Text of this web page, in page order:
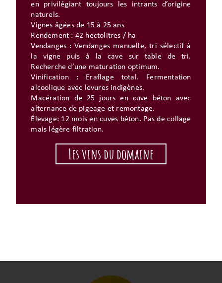
en privilégiant toujours les intrants d’origine
naturels.
Vignes âgées de 15 à 25 ans
Rendement : 42 hectolitres / ha
Vendanges : Vendanges manuelle, tri sélectif à
la vigne puis à la cave sur table de tri.
Recherche d’une maturation optimum.
Vinification : Eraflage total. Fermentation
alcoolique avec levures indigènes.
Macération de 25 jours en cuve béton avec
alternance de pigeage et remontage.
Élevage: 12 mois en cuves béton. Pas de collage
mais légère filtration.
Les vins du domaine